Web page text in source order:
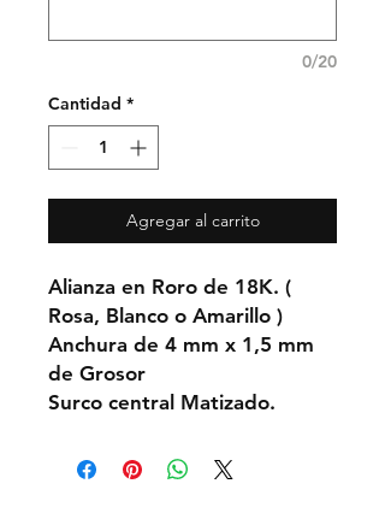
0/20
Cantidad *
Agregar al carrito
Alianza en Roro de 18K. (
Rosa, Blanco o Amarillo )
Anchura de 4 mm x 1,5 mm
de Grosor
Surco central Matizado.